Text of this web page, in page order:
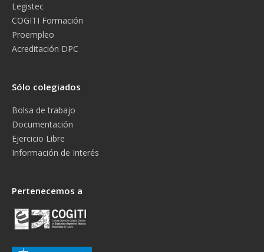
Legistec
COGITI Formación
Proempleo
Acreditación DPC
Sólo colegiados
Bolsa de trabajo
Documentación
Ejercicio Libre
Información de Interés
Pertenecemos a